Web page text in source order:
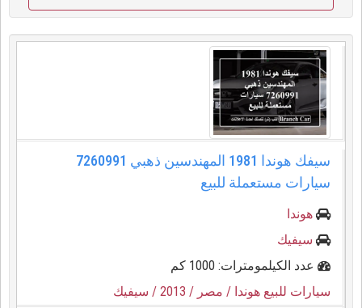
سيفك هوندا 1981 المهندسين ذهبي 7260991
سيارات مستعملة للبيع
هوندا
سيفيك
عدد الكيلمومترات: 1000 كم
سيارات للبيع هوندا / مصر / 2013
/ سيفيك